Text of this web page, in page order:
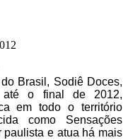
Brasil, Sodiê Doces,
até o final de 2012,
em todo o território
como Sensações
paulista e atua há mais